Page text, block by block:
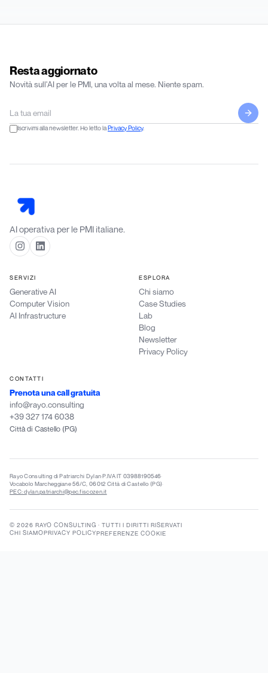
Resta aggiornato
Novità sull'AI per le PMI, una volta al mese. Niente spam.
Iscrivimi alla newsletter. Ho letto laPrivacy Policy.
AI operativa per le PMI italiane.
SERVIZI
Generative AI
Computer Vision
AI Infrastructure
ESPLORA
Chi siamo
Case Studies
Lab
Blog
Newsletter
Privacy Policy
CONTATTI
Prenota una call gratuita
info@rayo.consulting
+39 327 174 6038
Città di Castello (PG)
Rayo Consulting di Patriarchi Dylan·P.IVA IT 03988190546·
Vocabolo Marcheggiane 56/C, 06012 Città di Castello (PG)·
PEC: dylan.patriarchi@pec.fiscozen.it
© 2026 RAYO CONSULTING · TUTTI I DIRITTI RISERVATI
CHI SIAMOPRIVACY POLICYPREFERENZE COOKIE